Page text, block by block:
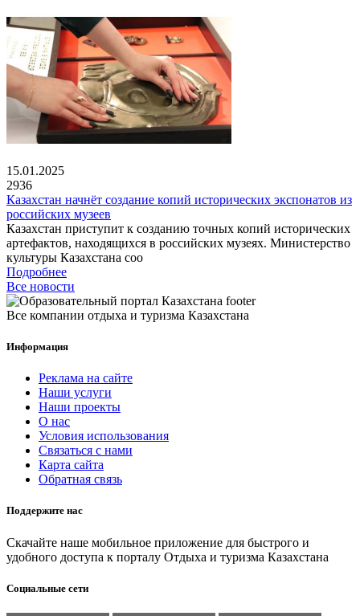
15.01.2025
2936
Казахстан начнёт создание копий исторических экспонатов из
российских музеев
Казахстан приступит к созданию точных копий исторических
артефактов, находящихся в российских музеях. Министерство
культуры Казахстана соо
Подробнее
Все новости
Все компании отдыха и туризма Казахстана
Информация
Реклама на сайте
Наши услуги
Наши проекты
О нас
Условия использования
Связаться с нами
Карта сайта
Обратная связь
Поддержите нас
Скачайте наше мобильное приложение для быстрого и
удобного доступа к порталу Отдыха и туризма Казахстана
Социальные сети